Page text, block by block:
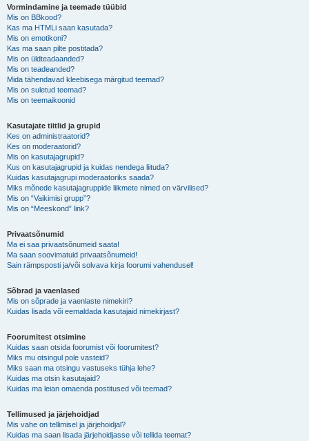
Vormindamine ja teemade tüübid
Mis on BBkood?
Kas ma HTMLi saan kasutada?
Mis on emotikoni?
Kas ma saan pilte postitada?
Mis on üldteadaanded?
Mis on teadeanded?
Mida tähendavad kleebisega märgitud teemad?
Mis on suletud teemad?
Mis on teemaikoonid
Kasutajate tiitlid ja grupid
Kes on administraatorid?
Kes on moderaatorid?
Mis on kasutajagrupid?
Kus on kasutajagrupid ja kuidas nendega liituda?
Kuidas kasutajagrupi moderaatoriks saada?
Miks mõnede kasutajagruppide liikmete nimed on värvilised?
Mis on “Vaikimisi grupp”?
Mis on “Meeskond” link?
Privaatsõnumid
Ma ei saa privaatsõnumeid saata!
Ma saan soovimatuid privaatsõnumeid!
Sain rämpsposti ja/või solvava kirja foorumi vahendusel!
Sõbrad ja vaenlased
Mis on sõprade ja vaenlaste nimekiri?
Kuidas lisada või eemaldada kasutajaid nimekirjast?
Foorumitest otsimine
Kuidas saan otsida foorumist või foorumitest?
Miks mu otsingul pole vasteid?
Miks saan ma otsingu vastuseks tühja lehe?
Kuidas ma otsin kasutajaid?
Kuidas ma leian omaenda postitused või teemad?
Tellimused ja järjehoidjad
Mis vahe on tellimisel ja järjehoidjal?
Kuidas ma saan lisada järjehoidjasse või tellida teemat?